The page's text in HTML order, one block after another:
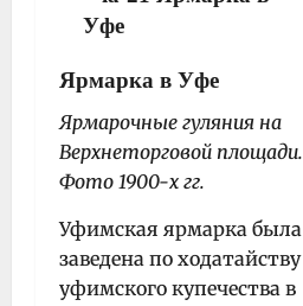
Ярмарка в Уфе
Ярмарочные гуляния на
Верхнеторговой площади.
Фото 1900-х гг.
Уфимская ярмарка была
заведена по ходатайству
уфимского купечества в